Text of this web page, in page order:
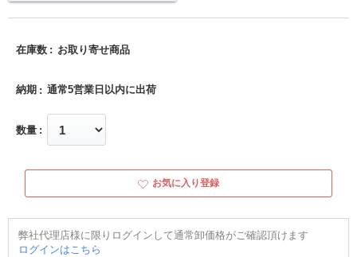
在庫数 お取り寄せ商品
納期 通常5営業日以内に出荷
数量
お気に入り登録
弊社代理店様に限りログインして通常卸価格がご確認頂けます
ログインはこちら